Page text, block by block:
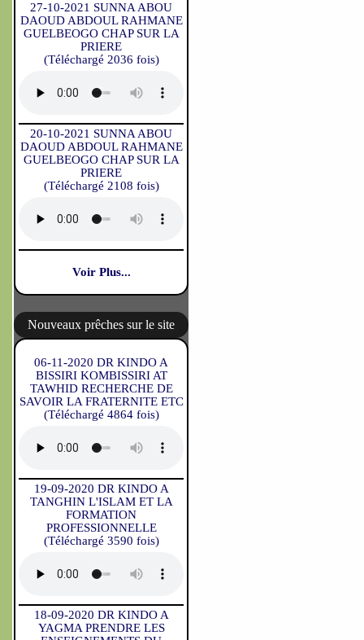
27-10-2021 SUNNA ABOU
DAOUD ABDOUL RAHMANE
GUELBEOGO CHAP SUR LA
PRIERE
(Téléchargé 2036 fois)
20-10-2021 SUNNA ABOU
DAOUD ABDOUL RAHMANE
GUELBEOGO CHAP SUR LA
PRIERE
(Téléchargé 2108 fois)
Voir Plus...
Nouveaux prêches sur le site
06-11-2020 DR KINDO A
BISSIRI KOMBISSIRI AT
TAWHID RECHERCHE DE
SAVOIR LA FRATERNITE ETC
(Téléchargé 4864 fois)
19-09-2020 DR KINDO A
TANGHIN L'ISLAM ET LA
FORMATION
PROFESSIONNELLE
(Téléchargé 3590 fois)
18-09-2020 DR KINDO A
YAGMA PRENDRE LES